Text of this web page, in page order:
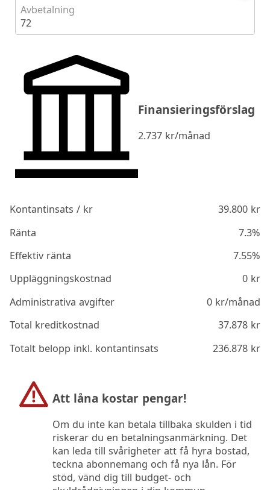
Avbetalning
72
Finansieringsförslag
2.737 kr/månad
Kontantinsats / kr 39.800kr
Ränta
7.3%
Effektiv ränta
7.55%
Uppläggningskostnad
0kr
Administrativa avgifter
0kr/månad
Total kreditkostnad
37.878kr
Totalt belopp inkl. kontantinsats
236.878kr
Att låna kostar pengar!
Om du inte kan betala tillbaka skulden i tid
riskerar du en betalningsanmärkning. Det
kan leda till svårigheter att få hyra bostad,
teckna abonnemang och få nya lån. För
stöd, vänd dig till budget- och